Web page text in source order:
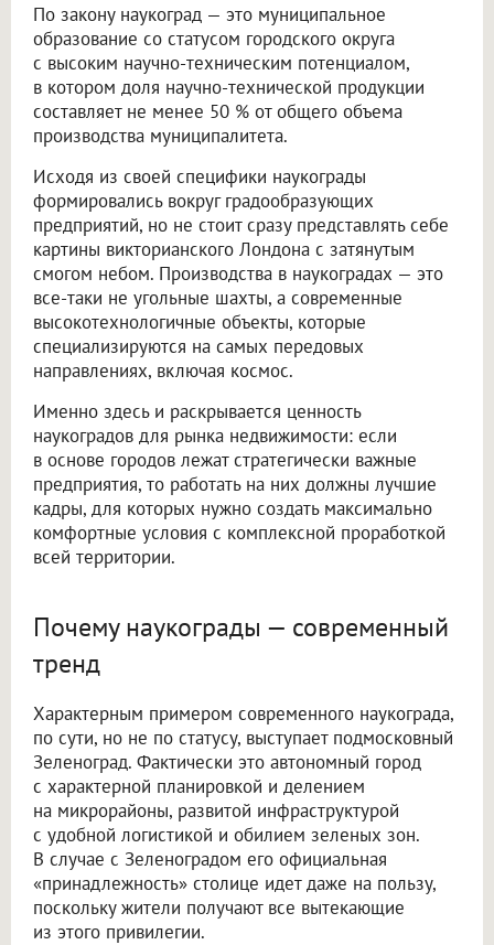
По закону наукоград — это муниципальное
образование со статусом городского округа
с высоким научно-техническим потенциалом,
в котором доля научно-технической продукции
составляет не менее 50 % от общего объема
производства муниципалитета.
Исходя из своей специфики наукограды
формировались вокруг градообразующих
предприятий, но не стоит сразу представлять себе
картины викторианского Лондона с затянутым
смогом небом. Производства в наукоградах — это
все-таки не угольные шахты, а современные
высокотехнологичные объекты, которые
специализируются на самых передовых
направлениях, включая космос.
Именно здесь и раскрывается ценность
наукоградов для рынка недвижимости: если
в основе городов лежат стратегически важные
предприятия, то работать на них должны лучшие
кадры, для которых нужно создать максимально
комфортные условия с комплексной проработкой
всей территории.
Почему наукограды — современный
тренд
Характерным примером современного наукограда,
по сути, но не по статусу, выступает подмосковный
Зеленоград. Фактически это автономный город
с характерной планировкой и делением
на микрорайоны, развитой инфраструктурой
с удобной логистикой и обилием зеленых зон.
В случае с Зеленоградом его официальная
«принадлежность» столице идет даже на пользу,
поскольку жители получают все вытекающие
из этого привилегии.